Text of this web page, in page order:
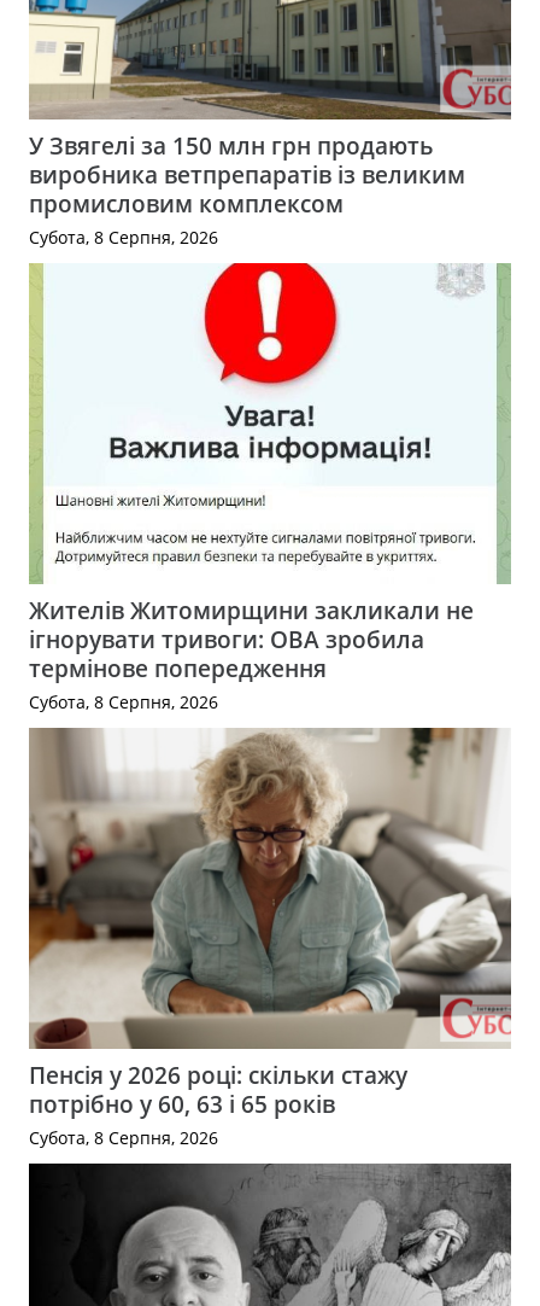
У Звягелі за 150 млн грн продають
виробника ветпрепаратів із великим
промисловим комплексом
Субота, 8 Серпня, 2026
Жителів Житомирщини закликали не
ігнорувати тривоги: ОВА зробила
термінове попередження
Субота, 8 Серпня, 2026
Пенсія у 2026 році: скільки стажу
потрібно у 60, 63 і 65 років
Субота, 8 Серпня, 2026